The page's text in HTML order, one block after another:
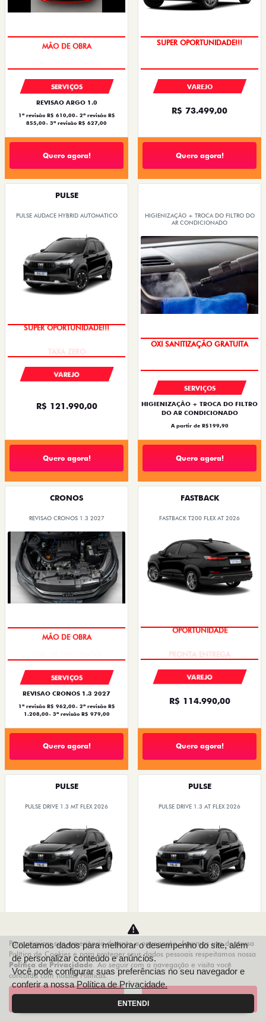
MÃO DE OBRA
SERVIÇOS
REVISAO ARGO 1.0
1ª revisão R$ 610,00- 2ª revisão R$
855,00- 3ª revisão R$ 627,00
Quero agora!
SUPER OPORTUNIDADE!!!
VAREJO
R$ 73.499,00
Quero agora!
PULSE
PULSE AUDACE HYBRID AUTOMÁTICO
SUPER OPORTUNIDADE!!!
VAREJO
R$ 121.990,00
Quero agora!
HIGIENIZAÇÃO + TROCA DO FILTRO DO
AR CONDICIONADO
OXI SANITIZAÇÃO GRATUITA
SERVIÇOS
HIGIENIZAÇÃO + TROCA DO FILTRO
DO AR CONDICIONADO
A partir de R$199,90
Quero agora!
CRONOS
REVISAO CRONOS 1.3 2027
MÃO DE OBRA
SERVIÇOS
REVISAO CRONOS 1.3 2027
1ª revisão R$ 962,00- 2ª revisão R$
1.208,00- 3ª revisão R$ 979,00
Quero agora!
FASTBACK
FASTBACK T200 FLEX AT 2026
OPORTUNIDADE
VAREJO
R$ 114.990,00
Quero agora!
PULSE
PULSE DRIVE 1.3 MT FLEX 2026
VAREJO
R$ 97.990,00
PULSE
PULSE DRIVE 1.3 AT FLEX 2026
VAREJO
Para otimizar sua experiência durante a navegação, fazemos uso de nossa
Política de Cookies e para proteger seus dados pessoais respeitamos nossa
Política de Privacidade. Ao seguir com a navegação e visita você
concorda com nossas Políticas.
Coletamos dados para melhorar o desempenho do site, além
de personalizar conteúdo e anúncios.
Você pode configurar suas preferências no seu navegador e
conferir a nossaPolítica de Privacidade.
ENTENDI